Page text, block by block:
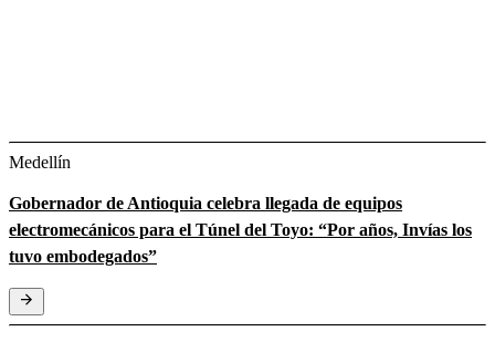
Medellín
Gobernador de Antioquia celebra llegada de equipos
electromecánicos para el Túnel del Toyo: “Por años, Invías los
tuvo embodegados”